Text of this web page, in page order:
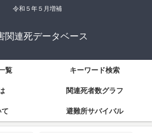
令和５年５月増補
関連死データベース
覧 キーワード検索
関連死者数グラフ
避難所サバイバル